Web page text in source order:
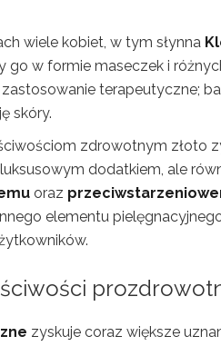
wiele kobiet, w tym słynna
go w formie maseczek i
zastosowanie terapeutyczne;
skóry.
zdrowotnym złoto
dodatkiem, ale
oraz
elementu
zyskuje coraz większe